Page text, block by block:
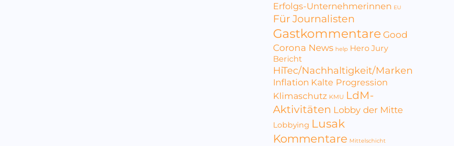
Erfolgs-Unternehmerinnen EU
Für Journalisten
Gastkommentare Good
Corona News help Hero Jury
Bericht
HiTec/Nachhaltigkeit/Marken
Inflation Kalte Progression
Klimaschutz KMU LdM-
Aktivitäten Lobby der Mitte
Lobbying Lusak
Kommentare Mittelschicht